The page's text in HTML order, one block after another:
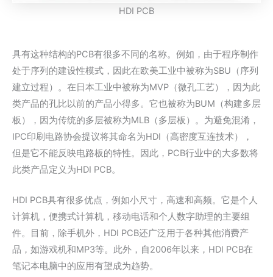
HDI PCB
具有这种结构的PCB有很多不同的名称。例如，由于程序制作
处于序列的建设性模式，因此在欧美工业中被称为SBU（序列
建立过程）。在日本工业中被称为MVP（微孔工艺），因为此
类产品的孔比以前的产品小得多。它也被称为BUM（构建多层
板），因为传统的多层被称为MLB（多层板）。为避免混淆，
IPC印刷电路协会提议将其命名为HDI（高密度互连技术），
但是它不能反映电路板的特性。因此，PCB行业中的大多数将
此类产品定义为HDI PCB。
HDI PCB具有很多优点，例如小尺寸，高速和高频。它是个人
计算机，便携式计算机，移动电话和个人数字助理的主要组
件。目前，除手机外，HDI PCB还广泛用于各种其他消费产
品，如游戏机和MP3等。此外，自2006年以来，HDI PCB在
笔记本电脑中的应用有望成为趋势。